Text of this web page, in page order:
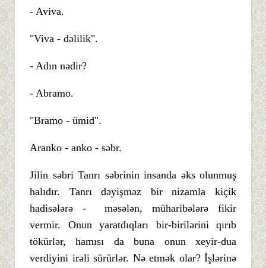
- Aviva.
"Viva - dəlilik".
- Adın nədir?
- Abramo.
"Bramo - ümid".
Aranko - anko - səbr.
Jilin səbri Tanrı səbrinin insanda əks olunmuş
halıdır. Tanrı dəyişməz bir nizamla kiçik
hadisələrə - məsələn, müharibələrə fikir
vermir. Onun yaratdıqları bir-birilərini qırıb
tökürlər, hamısı da buna onun xeyir-dua
verdiyini irəli sürürlər. Nə etmək olar? İşlərinə